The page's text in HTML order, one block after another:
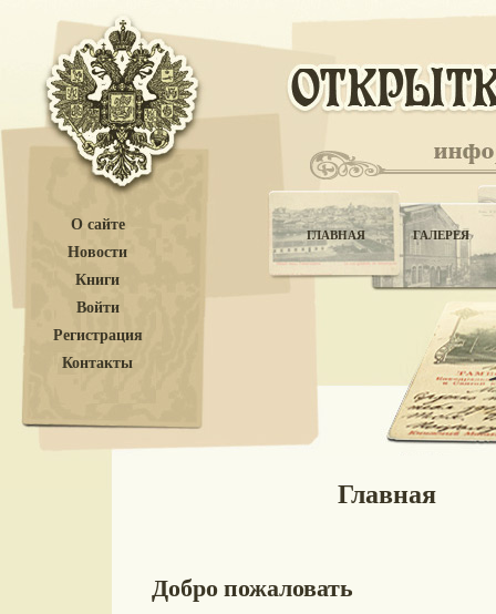
О сайте
Новости
Книги
Войти
Регистрация
Контакты
ГЛАВНАЯ ГАЛЕРЕЯ
Главная
Добро пожаловать